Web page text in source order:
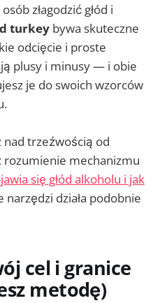
złagodzić głód i
turkey bywa skuteczne
odcięcie i proste
plusy i minusy — i obie
je do swoich wzorców
nad trzeźwością od
rozumienie mechanizmu
się głód alkoholu i jak
działa podobnie
cel i granice
metodę)